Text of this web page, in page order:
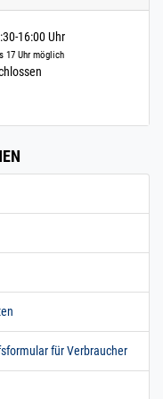
16:00 Uhr
17 Uhr möglich
für Verbraucher